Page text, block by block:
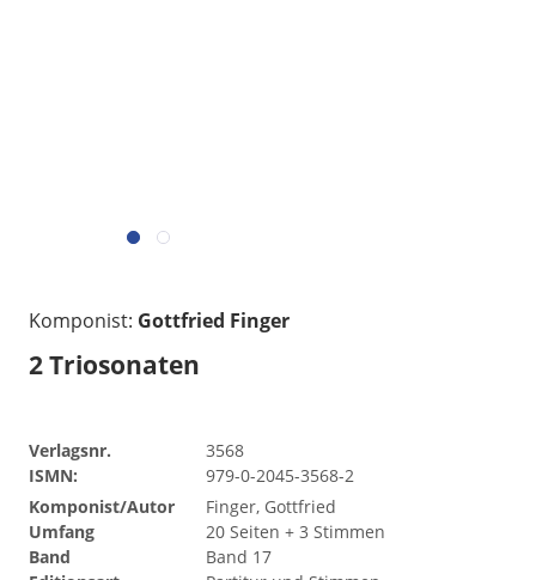
Komponist: Gottfried Finger
2 Triosonaten
Verlagsnr.
3568
ISMN:
979-0-2045-3568-2
Komponist/Autor
Finger, Gottfried
Umfang
20 Seiten + 3 Stimmen
Band
Band 17